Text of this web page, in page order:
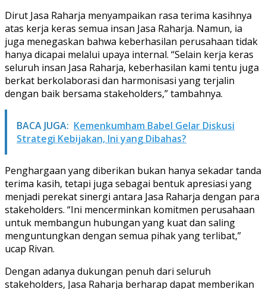
Dirut Jasa Raharja menyampaikan rasa terima kasihnya
atas kerja keras semua insan Jasa Raharja. Namun, ia
juga menegaskan bahwa keberhasilan perusahaan tidak
hanya dicapai melalui upaya internal. “Selain kerja keras
seluruh insan Jasa Raharja, keberhasilan kami tentu juga
berkat berkolaborasi dan harmonisasi yang terjalin
dengan baik bersama stakeholders,” tambahnya.
BACA JUGA: Kemenkumham Babel Gelar Diskusi
Strategi Kebijakan, Ini yang Dibahas?
Penghargaan yang diberikan bukan hanya sekadar tanda
terima kasih, tetapi juga sebagai bentuk apresiasi yang
menjadi perekat sinergi antara Jasa Raharja dengan para
stakeholders. “Ini mencerminkan komitmen perusahaan
untuk membangun hubungan yang kuat dan saling
menguntungkan dengan semua pihak yang terlibat,”
ucap Rivan.
Dengan adanya dukungan penuh dari seluruh
stakeholders, Jasa Raharja berharap dapat memberikan